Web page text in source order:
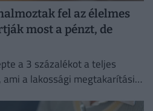
fel az élelmes
most a pénzt, de
a 3 százalékot a teljes
a lakossági megtakarítási